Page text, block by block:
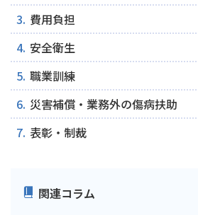
費用負担
安全衛生
職業訓練
災害補償・業務外の傷病扶助
表彰・制裁
関連コラム